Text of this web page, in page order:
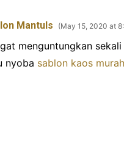
Mantuls May 15, 2020 at
menguntungkan
nyoba sablon kaos murah